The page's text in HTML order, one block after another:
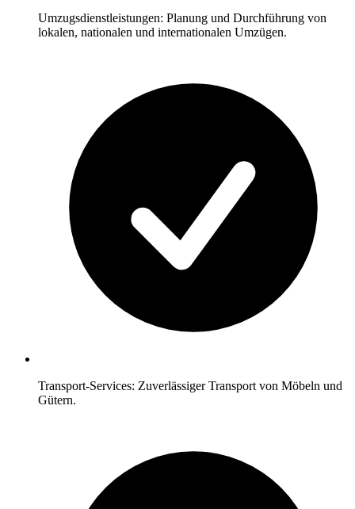
Umzugsdienstleistungen: Planung und Durchführung von
lokalen, nationalen und internationalen Umzügen.
Transport-Services: Zuverlässiger Transport von Möbeln und
Gütern.